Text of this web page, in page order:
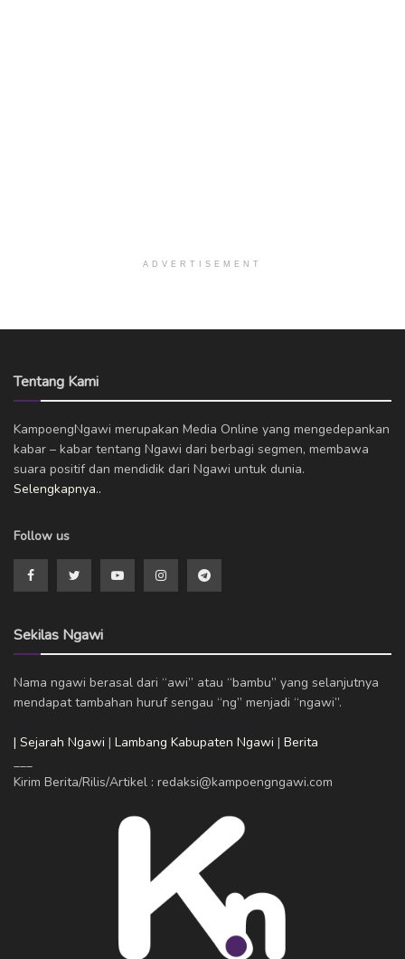
ADVERTISEMENT
Tentang Kami
KampoengNgawi merupakan Media Online yang mengedepankan
kabar – kabar tentang Ngawi dari berbagi segmen, membawa
suara positif dan mendidik dari Ngawi untuk dunia.
Selengkapnya..
Follow us
Sekilas Ngawi
Nama ngawi berasal dari “awi” atau “bambu” yang selanjutnya
mendapat tambahan huruf sengau “ng” menjadi “ngawi”.
| Sejarah Ngawi | Lambang Kabupaten Ngawi | Berita
___
Kirim Berita/Rilis/Artikel : redaksi@kampoengngawi.com